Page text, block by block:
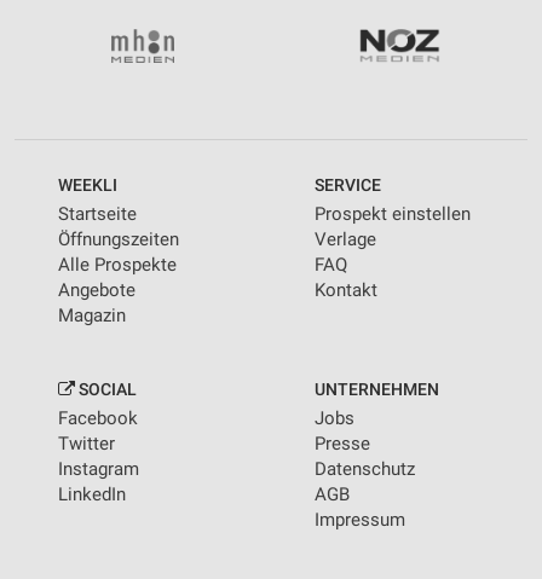
WEEKLI
Startseite
Öffnungszeiten
Alle Prospekte
Angebote
Magazin
SERVICE
Prospekt einstellen
Verlage
FAQ
Kontakt
SOCIAL
Facebook
Twitter
Instagram
LinkedIn
UNTERNEHMEN
Jobs
Presse
Datenschutz
AGB
Impressum